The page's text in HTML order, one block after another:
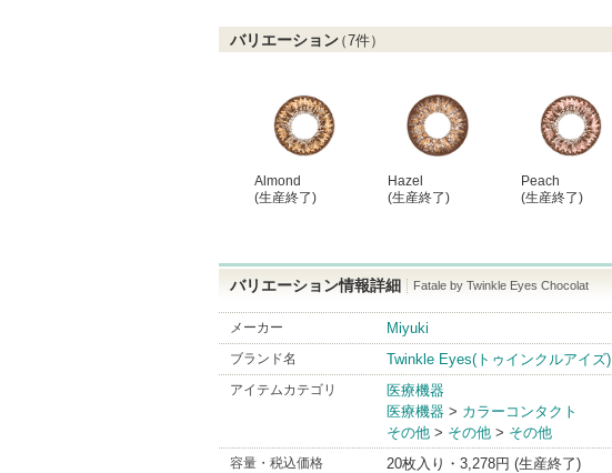
バリエーション（7件）
Almond
(生産終了)
Hazel
(生産終了)
Peach
(生産終了)
バリエーション情報詳細 Fatale by Twinkle Eyes Chocolat
メーカー Miyuki
ブランド名
Twinkle Eyes(トゥインクルアイズ)
アイテムカテゴリ
医療機器
医療機器 > カラーコンタクト
その他 > その他 > その他
容量・税込価格 20枚入り・3,278円 (生産終了)